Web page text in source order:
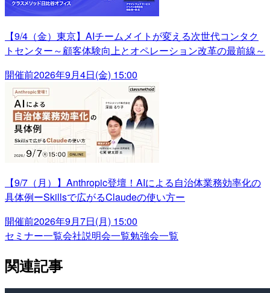
【9/4（金）東京】AIチームメイトが変える次世代コンタク
トセンター～顧客体験向上とオペレーション改革の最前線～
開催前2026年9月4日(金) 15:00
【9/7（月）】Anthropic登壇！AIによる自治体業務効率化の
具体例ーSkillsで広がるClaudeの使い方ー
開催前2026年9月7日(月) 15:00
セミナー一覧会社説明会一覧勉強会一覧
関連記事